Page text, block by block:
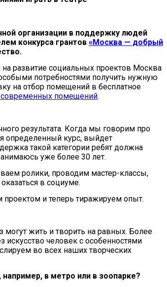
организации в поддержку людей
конкурса грантов «Москва — добрый
развитие социальных проектов Москва
потребностями получить нужную
на отбор помещений в бесплатное
современных помещений.
результата. Когда мы говорим про
определенный курс, выйдет
такой категории ребят должна
уже более 30 лет.
ролики, проводим мастер-классы,
в социуме.
проектом и теперь тиражируем опыт.
жить и творить на равных. Более
искусство человек с особенностями
во всех наших творческих
в метро или в зоопарке?